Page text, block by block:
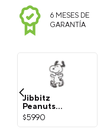
6 MESES DE
GARANTÍA
Jibbitz
Peanuts
Snoopy
Blanco Crocs
$5990